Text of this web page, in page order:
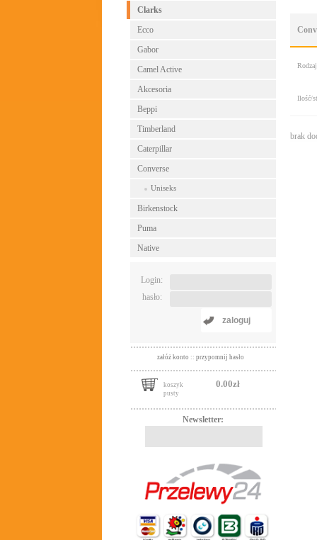
Clarks
Ecco
Gabor
Camel Active
Akcesoria
Beppi
Timberland
Caterpillar
Converse
Uniseks
Birkenstock
Puma
Native
Login:
hasło:
zaloguj
załóż konto ::przypomnij hasło
koszyk
pusty
0.00zł
Newsletter:
Ilość/
brak